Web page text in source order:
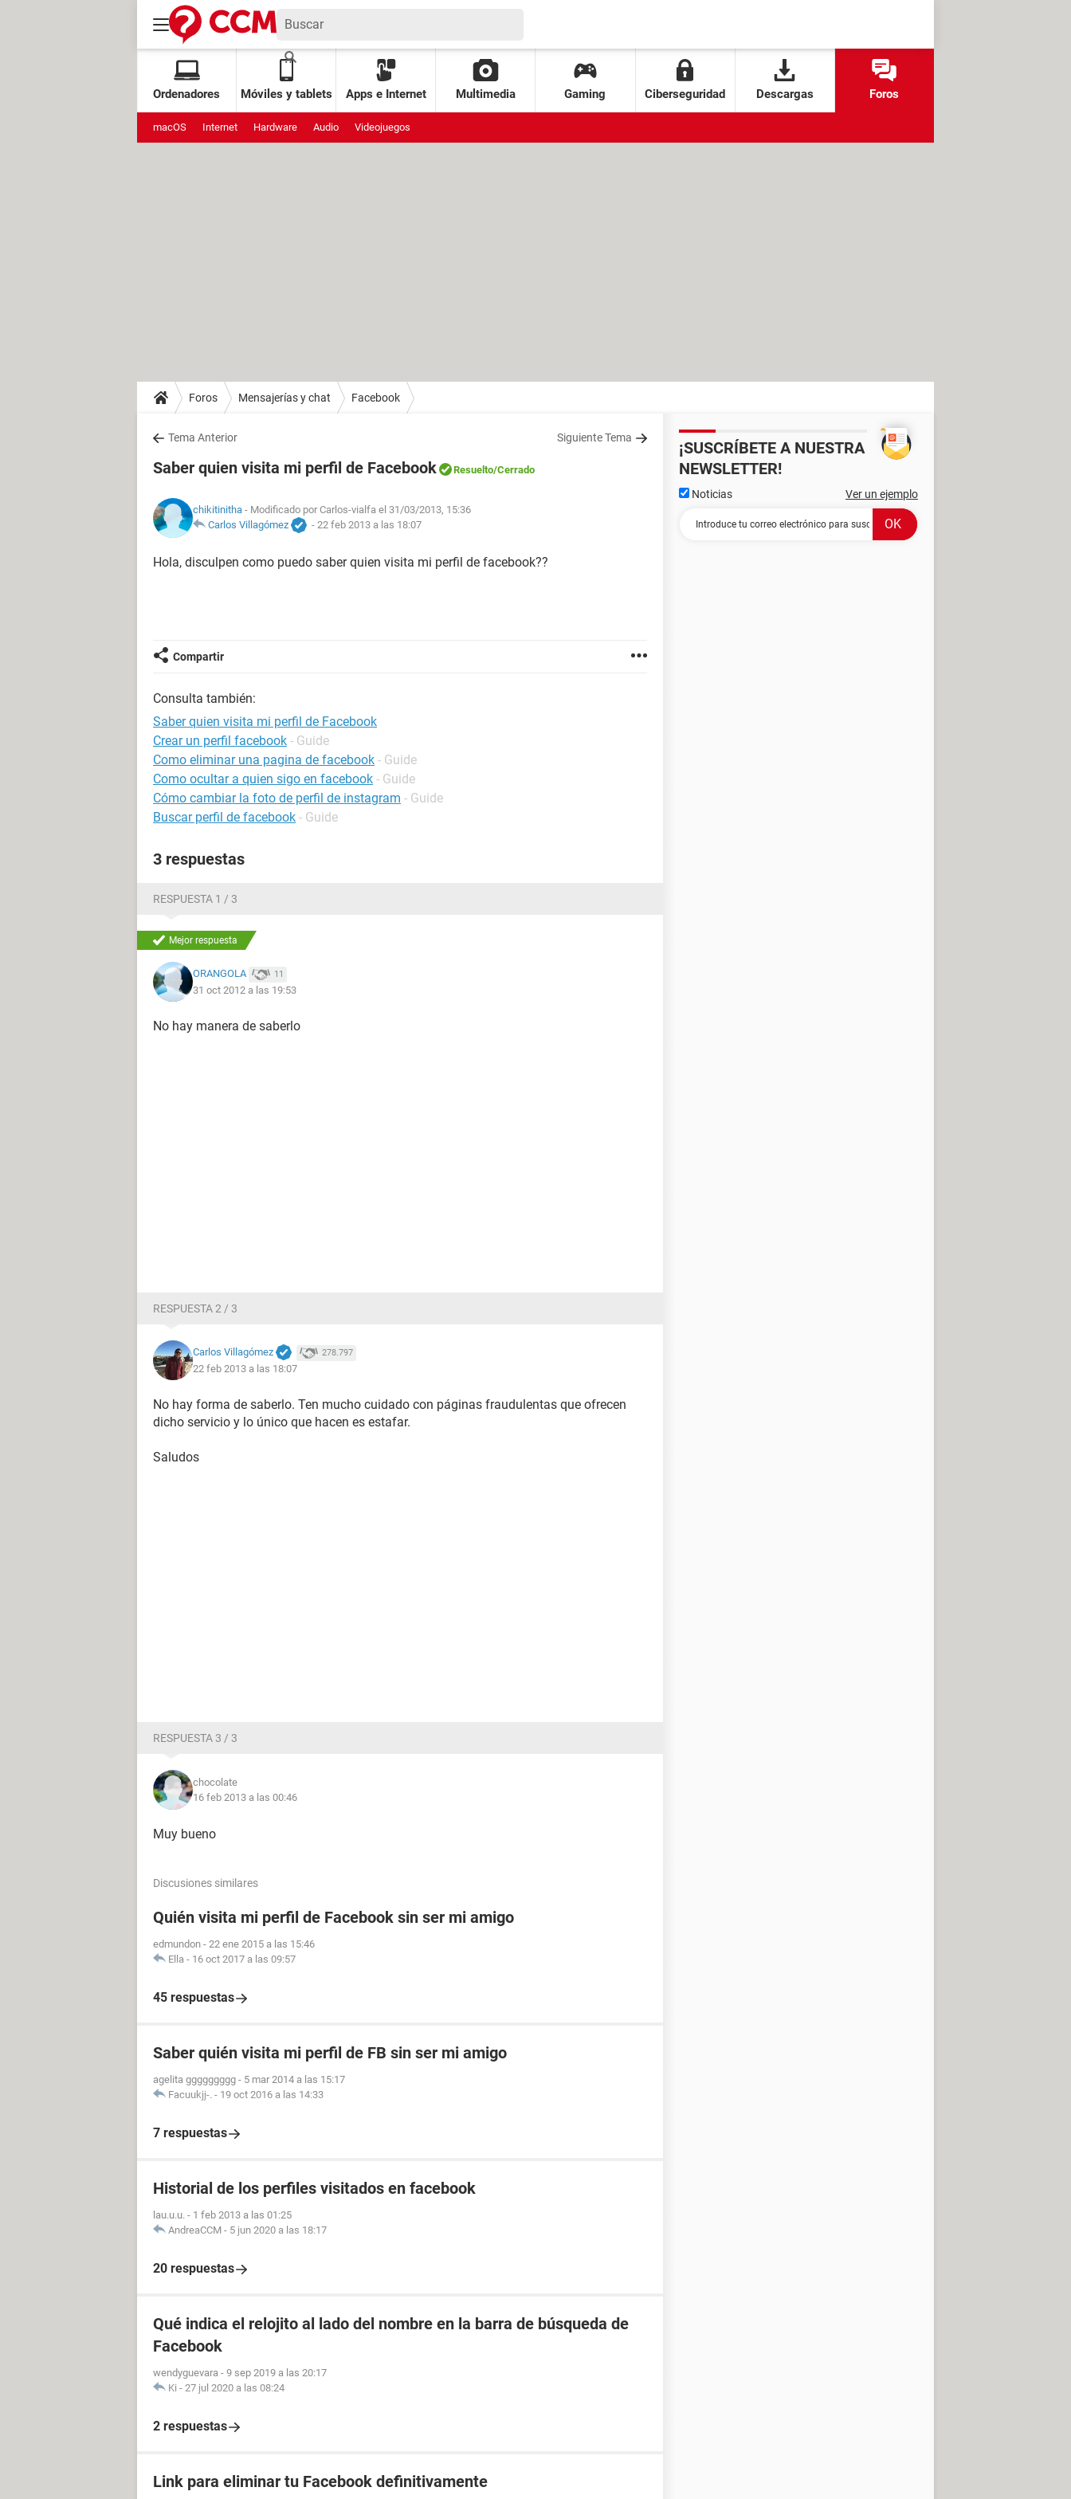
Ordenadores Móviles y tablets Apps e Internet Multimedia Gaming Ciberseguridad Descargas Foros
macOS Internet Hardware Audio Videojuegos
Foros Mensajerías y chat Facebook
Tema Anterior Siguiente Tema
Saber quien visita mi perfil de Facebook Resuelto/Cerrado
chikitinitha - Modificado por Carlos-vialfa el 31/03/2013, 15:36
Carlos Villagómez
- 22 feb 2013 a las 18:07
Hola, disculpen como puedo saber quien visita mi perfil de facebook??
Compartir
Consulta también:
Saber quien visita mi perfil de Facebook
Crear un perfil facebook - Guide
Como eliminar una pagina de facebook - Guide
Como ocultar a quien sigo en facebook - Guide
Cómo cambiar la foto de perfil de instagram - Guide
Buscar perfil de facebook - Guide
3 respuestas
RESPUESTA 1 / 3
Mejor respuesta
ORANGOLA 11
31 oct 2012 a las 19:53
No hay manera de saberlo
RESPUESTA 2 / 3
Carlos Villagómez 278.797
22 feb 2013 a las 18:07
No hay forma de saberlo. Ten mucho cuidado con páginas fraudulentas que ofrecen
dicho servicio y lo único que hacen es estafar.
Saludos
RESPUESTA 3 / 3
chocolate
16 feb 2013 a las 00:46
Muy bueno
Discusiones similares
Quién visita mi perfil de Facebook sin ser mi amigo
edmundon - 22 ene 2015 a las 15:46
Ella - 16 oct 2017 a las 09:57
45 respuestas
Saber quién visita mi perfil de FB sin ser mi amigo
agelita ggggggggg - 5 mar 2014 a las 15:17
Facuukjj-. - 19 oct 2016 a las 14:33
7 respuestas
Historial de los perfiles visitados en facebook
lau.u.u. - 1 feb 2013 a las 01:25
AndreaCCM - 5 jun 2020 a las 18:17
20 respuestas
Qué indica el relojito al lado del nombre en la barra de búsqueda de
Facebook
wendyguevara - 9 sep 2019 a las 20:17
Ki - 27 jul 2020 a las 08:24
2 respuestas
Link para eliminar tu Facebook definitivamente
¡SUSCRÍBETE A NUESTRA
NEWSLETTER!
Noticias Ver un ejemplo